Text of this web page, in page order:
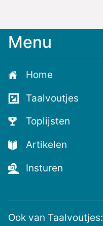
Menu
Home
Taalvoutjes
Toplijsten
Artikelen
Insturen
Ook van Taalvoutjes: